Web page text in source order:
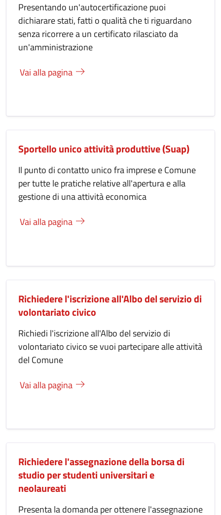
Presentando un'autocertificazione puoi
dichiarare stati, fatti o qualità che ti riguardano
senza ricorrere a un certificato rilasciato da
un'amministrazione
Vai alla pagina
Sportello unico attività produttive (Suap)
Il punto di contatto unico fra imprese e Comune
per tutte le pratiche relative all'apertura e alla
gestione di una attività economica
Vai alla pagina
Richiedere l'iscrizione all'Albo del servizio di
volontariato civico
Richiedi l'iscrizione all'Albo del servizio di
volontariato civico se vuoi partecipare alle attività
del Comune
Vai alla pagina
Richiedere l'assegnazione della borsa di
studio per studenti universitari e
neolaureati
Presenta la domanda per ottenere l'assegnazione